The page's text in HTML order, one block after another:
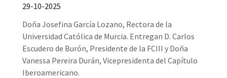
29-10-2025
Doña Josefina García Lozano, Rectora de la
Universidad Católica de Murcia. Entregan D. Carlos
Escudero de Burón, Presidente de la FCIII y Doña
Vanessa Pereira Durán, Vicepresidenta del Capítulo
Iberoamericano.